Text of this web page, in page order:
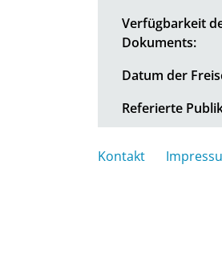
Verfügbarkeit
Dokuments:
Datum der
Referierte
Kontakt